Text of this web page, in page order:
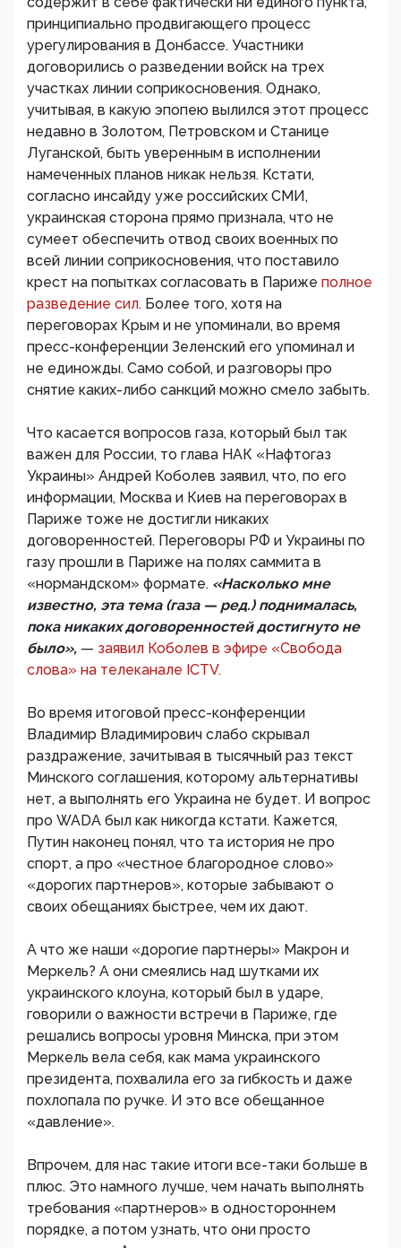
принципиально продвигающего процесс
урегулирования в Донбассе. Участники
договорились о разведении войск на трех
участках линии соприкосновения. Однако,
учитывая, в какую эпопею вылился этот процесс
недавно в Золотом, Петровском и Станице
Луганской, быть уверенным в исполнении
намеченных планов никак нельзя. Кстати,
согласно инсайду уже российских СМИ,
украинская сторона прямо признала, что не
сумеет обеспечить отвод своих военных по
всей линии соприкосновения, что поставило
крест на попытках согласовать в Париже полное
разведение сил. Более того, хотя на
переговорах Крым и не упоминали, во время
пресс-конференции Зеленский его упоминал и
не единожды. Само собой, и разговоры про
снятие каких-либо санкций можно смело забыть.
Что касается вопросов газа, который был так
важен для России, то глава НАК «Нафтогаз
Украины» Андрей Коболев заявил, что, по его
информации, Москва и Киев на переговорах в
Париже тоже не достигли никаких
договоренностей. Переговоры РФ и Украины по
газу прошли в Париже на полях саммита в
«нормандском» формате. «Насколько мне
известно, эта тема (газа — ред.) поднималась,
пока никаких договоренностей достигнуто не
было», — заявил Коболев в эфире «Свобода
слова» на телеканале ICTV.
Во время итоговой пресс-конференции
Владимир Владимирович слабо скрывал
раздражение, зачитывая в тысячный раз текст
Минского соглашения, которому альтернативы
нет, а выполнять его Украина не будет. И вопрос
про WADA был как никогда кстати. Кажется,
Путин наконец понял, что та история не про
спорт, а про «честное благородное слово»
«дорогих партнеров», которые забывают о
своих обещаниях быстрее, чем их дают.
А что же наши «дорогие партнеры» Макрон и
Меркель? А они смеялись над шутками их
украинского клоуна, который был в ударе,
говорили о важности встречи в Париже, где
решались вопросы уровня Минска, при этом
Меркель вела себя, как мама украинского
президента, похвалила его за гибкость и даже
похлопала по ручке. И это все обещанное
«давление».
Впрочем, для нас такие итоги все-таки больше в
плюс. Это намного лучше, чем начать выполнять
требования «партнеров» в одностороннем
порядке, а потом узнать, что они просто